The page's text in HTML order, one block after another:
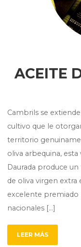
ACEITE
Cambrils se
cultivo que le
territorio
oliva arbequina,
Daurada produce
de oliva virgen extra
excelente premiado
nacionales […]
LEER MÁS